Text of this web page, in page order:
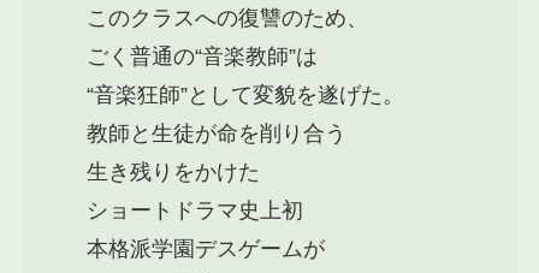
このクラスへの復讐のため、
ごく普通の“音楽教師”は
“音楽狂師”として変貌を遂げた。
教師と生徒が命を削り合う
生き残りをかけた
ショートドラマ史上初
本格派学園デスゲームが